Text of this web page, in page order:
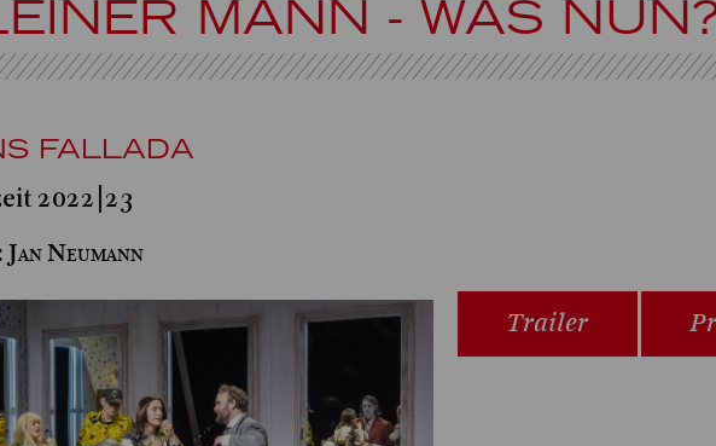
MANN - WAS
FALLADA
2022|23
Jan Neumann
Trailer